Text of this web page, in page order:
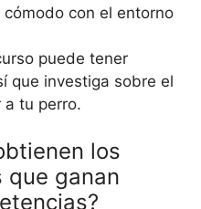
con el entorno
puede tener
que investiga sobre el
a tu perro.
los
que ganan